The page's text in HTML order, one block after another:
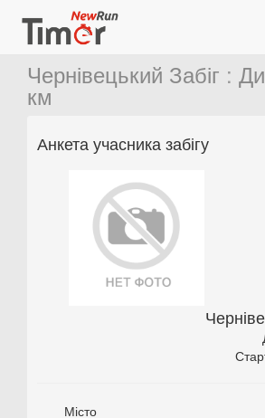
Чернівецький Забіг :
км
Анкета учасника забігу
Місто